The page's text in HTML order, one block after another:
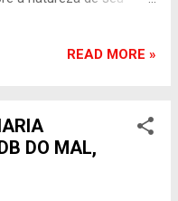
Batista Filho, bairro
que o grupo estava em
empresários,
político construído em
da Silva, pode-se
não esteja
READ MORE »
DO MAL,